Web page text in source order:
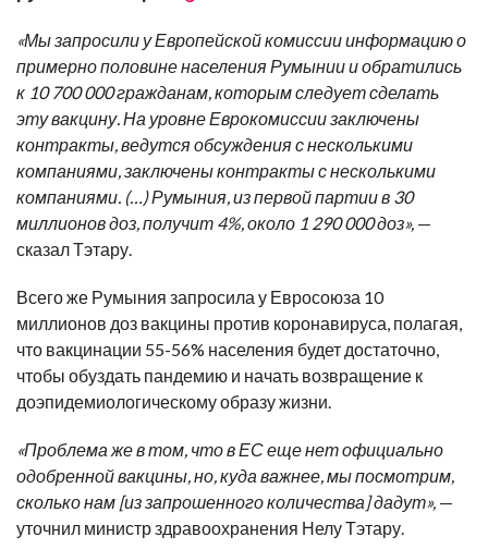
«Мы запросили у Европейской комиссии информацию о
примерно половине населения Румынии и обратились
к 10 700 000 гражданам, которым следует сделать
эту вакцину. На уровне Еврокомиссии заключены
контракты, ведутся обсуждения с несколькими
компаниями, заключены контракты с несколькими
компаниями. (…) Румыния, из первой партии в 30
миллионов доз, получит 4%, около 1 290 000 доз», —
сказал Тэтару.
Всего же Румыния запросила у Евросоюза 10
миллионов доз вакцины против коронавируса, полагая,
что вакцинации 55-56% населения будет достаточно,
чтобы обуздать пандемию и начать возвращение к
доэпидемиологическому образу жизни.
«Проблема же в том, что в ЕС еще нет официально
одобренной вакцины, но, куда важнее, мы посмотрим,
сколько нам [из запрошенного количества] дадут», —
уточнил министр здравоохранения Нелу Тэтару.